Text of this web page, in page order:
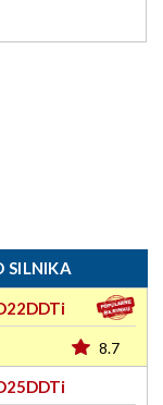
SILNIKA
8.7